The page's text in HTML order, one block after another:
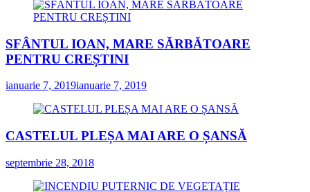
SFÂNTUL IOAN, MARE SĂRBĂTOARE
PENTRU CREȘTINI
ianuarie 7, 2019ianuarie 7, 2019
CASTELUL PLEȘA MAI ARE O ȘANSĂ
septembrie 28, 2018